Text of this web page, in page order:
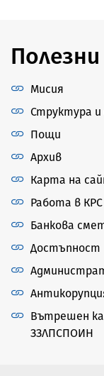
Мисия
Структура и
Пощи
Архив
Карта на
Работа в КРС
Банкова
Достъпност
Вътрешен
ЗЗЛПСПОИН